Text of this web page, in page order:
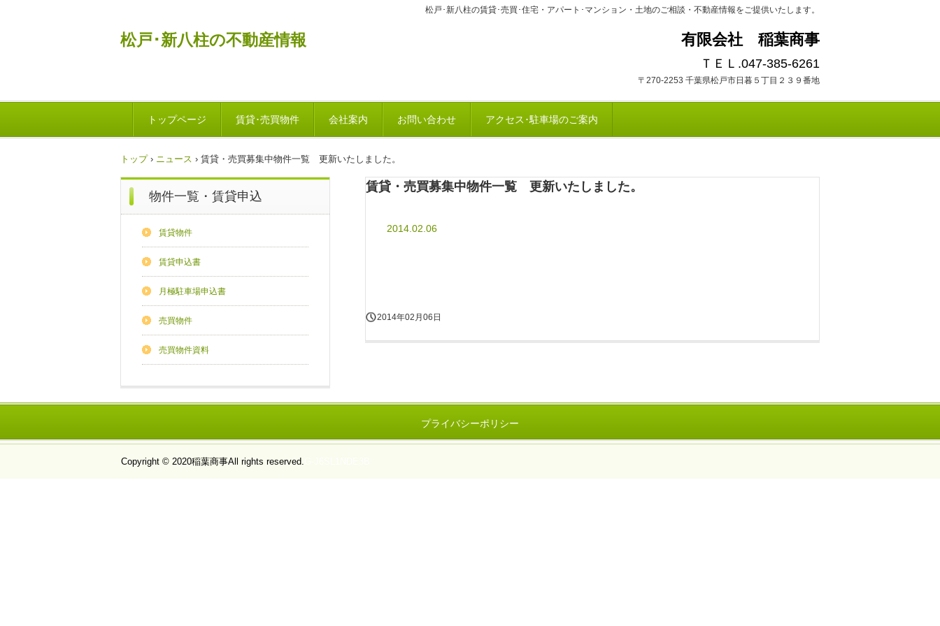
松戸･新八柱の不動産情報
松戸･新八柱の賃貸･売買･住宅・アパート･マンション・土地のご相談・不動産情報をご提供いたします。
有限会社 稲葉商事
ＴＥＬ.047-385-6261
〒270-2253 千葉県松戸市日暮５丁目２３９番地
トップページ 賃貸･売買物件 会社案内 お問い合わせ アクセス･駐車場のご案内
トップ › ニュース › 賃貸・売買募集中物件一覧 更新いたしました。
賃貸・売買募集中物件一覧 更新いたしました。
2014.02.06
2014年02月06日
物件一覧・賃貸申込
賃貸物件
賃貸申込書
月極駐車場申込書
売買物件
売買物件資料
プライバシーポリシー
Copyright © 2020稲葉商事All rights reserved.